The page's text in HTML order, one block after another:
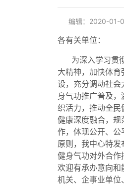
编辑：2020-01-
各有关单位：
为深入学习贯
大精神，加快体育
设，充分调动社会
身气功推广普及，
织活力，推动全民
健康深度融合，规
作，体现公开、公
原则，我中心特发
健身气功对外合作
欢迎有承办意向和
机关、企事业单位